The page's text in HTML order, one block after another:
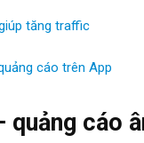
tăng traffic
cáo trên App
cáo